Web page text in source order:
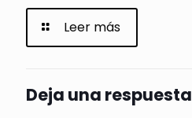
Leer más
Deja una respuesta